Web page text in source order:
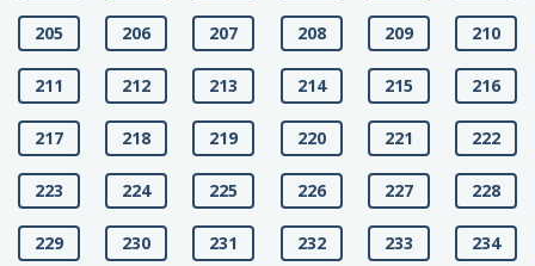
205 206 207 208 209 210
211 212 213 214 215 216
217 218 219 220 221 222
223 224 225 226 227 228
229 230 231 232 233 234